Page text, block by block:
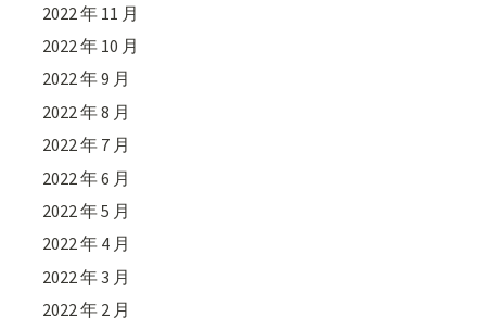
2022 年 11 月
2022 年 10 月
2022 年 9 月
2022 年 8 月
2022 年 7 月
2022 年 6 月
2022 年 5 月
2022 年 4 月
2022 年 3 月
2022 年 2 月